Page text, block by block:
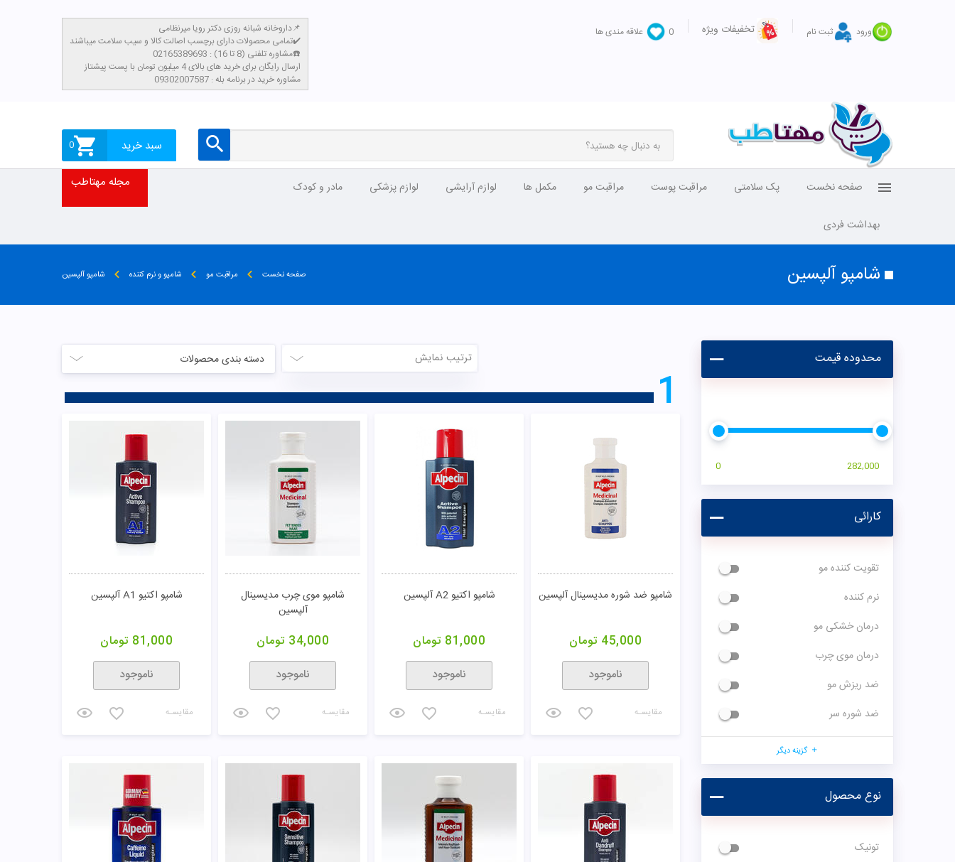
ورود ثبت نام تخفیفات ویژه 0 علاقه مندی ها
داروخانه شبانه روزی دکتر رویا میرنظامی📌
تمامی محصولات دارای برچسب اصالت کالا و سیب سلامت میباشند✔️
مشاوره تلفنی (8 تا 16) : 02165389693☎️
​ارسال رایگان برای خرید های بالای 4 میلیون تومان با پست پیشتاز
مشاوره خرید در برنامه بله : 09302007587
سبد خرید 0
صفحه نخست پک سلامتی مراقبت پوست مراقبت مو مکمل ها لوازم آرایشی لوازم پزشکی مادر و کودک
بهداشت فردی
مجله مهتاطب
شامپو آلپسین صفحه نخست مراقبت مو شامپو و نرم کننده شامپو آلپسین
محدوده قیمت
0 282,000
کارائی
تقویت کننده مو
نرم کننده
درمان خشکی مو
درمان موی چرب
ضد ریزش مو
ضد شوره سر
گزینه دیگر
نوع محصول
تونیک
دسته بندی محصولات ترتیب نمایش
1
شامپو ضد شوره مدیسینال آلپسین
45,000 تومان
ناموجود
مقایسـه
شامپو اکتیو A2 آلپسین
81,000 تومان
ناموجود
مقایسـه
شامپو موی چرب مدیسینال
آلپسین
34,000 تومان
ناموجود
مقایسـه
شامپو اکتیو A1 آلپسین
81,000 تومان
ناموجود
مقایسـه
تومان مشاهده